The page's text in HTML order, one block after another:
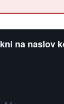
na naslov